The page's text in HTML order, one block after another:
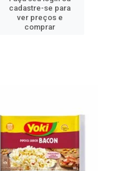
cadastre-se para
ver preços e
comprar